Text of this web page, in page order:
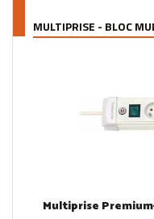
MULTIPRISE - BLOC
Multiprise